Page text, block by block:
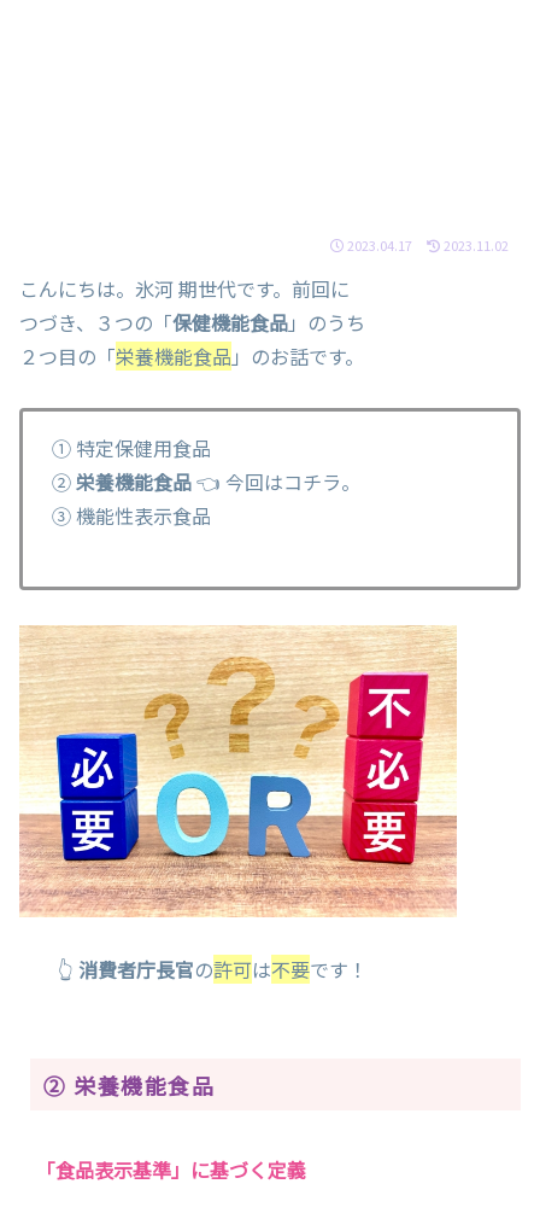
2023.04.17 2023.11.02
こんにちは。氷河 期世代です。前回に
つづき、３つの「保健機能食品」のうち
２つ目の「栄養機能食品 」のお話です。
① 特定保健用食品
②栄養機能食品👈 今回はコチラ。
③ 機能性表示食品
👆 消費者庁長官の許可は不要です！
② 栄養機能食品
「食品表示基準」に基づく定義